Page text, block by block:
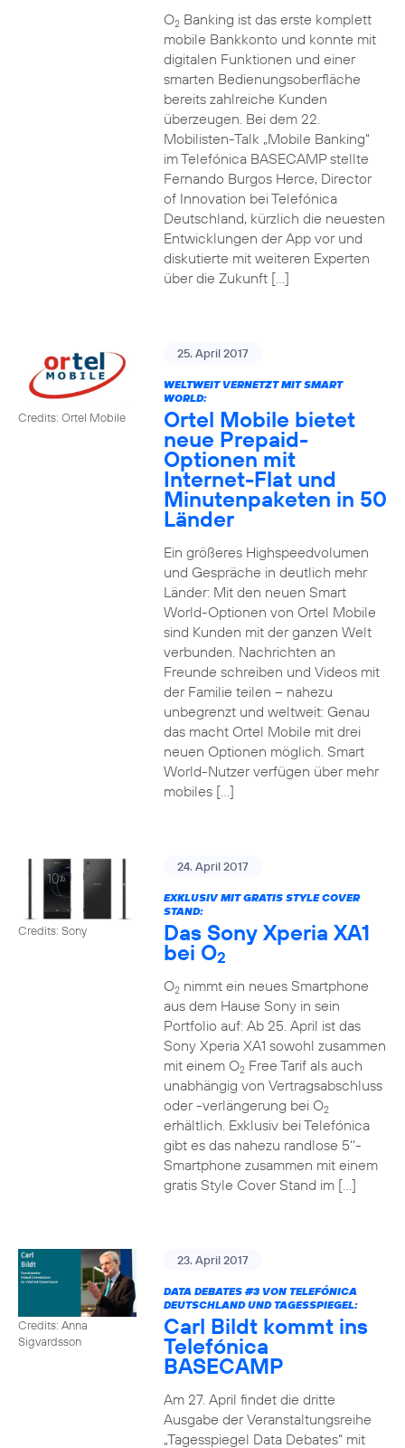
O2Banking ist das erste komplett
mobile Bankkonto und konnte mit
digitalen Funktionen und einer
smarten Bedienungsoberfläche
bereits zahlreiche Kunden
überzeugen. Bei dem 22.
Mobilisten-Talk „Mobile Banking“
im Telefónica BASECAMP stellte
Fernando Burgos Herce, Director
of Innovation bei Telefónica
Deutschland, kürzlich die neuesten
Entwicklungen der App vor und
diskutierte mit weiteren Experten
über die Zukunft […]
Credits: Ortel Mobile
25. April 2017
WELTWEIT VERNETZT MIT SMART
WORLD:
Ortel Mobile bietet
neue Prepaid-
Optionen mit
Internet-Flat und
Minutenpaketen in 50
Länder
Ein größeres Highspeedvolumen
und Gespräche in deutlich mehr
Länder: Mit den neuen Smart
World-Optionen von Ortel Mobile
sind Kunden mit der ganzen Welt
verbunden. Nachrichten an
Freunde schreiben und Videos mit
der Familie teilen – nahezu
unbegrenzt und weltweit: Genau
das macht Ortel Mobile mit drei
neuen Optionen möglich. Smart
World-Nutzer verfügen über mehr
mobiles […]
Credits: Sony
24. April 2017
EXKLUSIV MIT GRATIS STYLE COVER
STAND:
Das Sony Xperia XA1
bei O2
O2nimmt ein neues Smartphone
aus dem Hause Sony in sein
Portfolio auf: Ab 25. April ist das
Sony Xperia XA1 sowohl zusammen
mit einem O2Free Tarif als auch
unabhängig von Vertragsabschluss
oder -verlängerung bei O2
erhältlich. Exklusiv bei Telefónica
gibt es das nahezu randlose 5‘‘-
Smartphone zusammen mit einem
gratis Style Cover Stand im […]
Credits: Anna
Sigvardsson
23. April 2017
DATA DEBATES #3VON TELEFÓNICA
DEUTSCHLAND UND TAGESSPIEGEL:
Carl Bildt kommt ins
Telefónica
BASECAMP
Am 27. April findet die dritte
Ausgabe der Veranstaltungsreihe
„Tagesspiegel Data Debates“ mit